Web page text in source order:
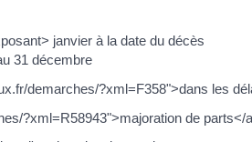
janvier à la date du décès
31 décembre
demarches/?xml=F358">dans les
?xml=R58943">majoration de